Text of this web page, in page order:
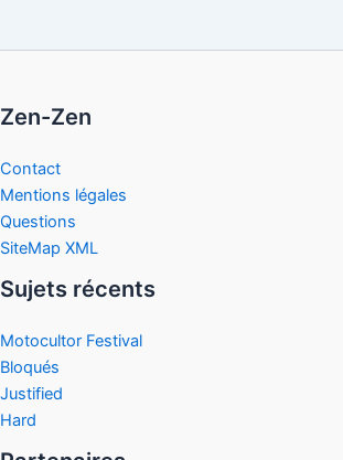
Zen-Zen
Contact
Mentions légales
Questions
SiteMap XML
Sujets récents
Motocultor Festival
Bloqués
Justified
Hard